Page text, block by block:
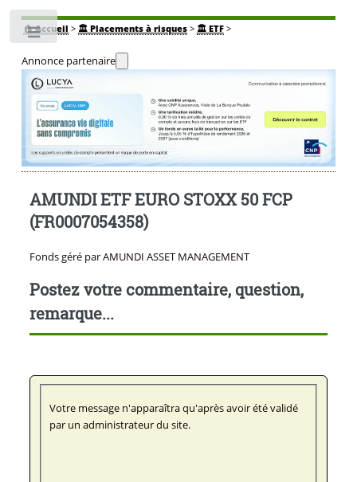
🏠Accueil > 🏛️ Placements à risques> 🏛️ ETF>
Annonce partenaire
AMUNDI ETF EURO STOXX 50 FCP
(FR0007054358)
Fonds géré par AMUNDI ASSET MANAGEMENT
Postez votre commentaire, question,
remarque...
Votre message n'apparaîtra qu'après avoir été validé
par un administrateur du site.
Toggle